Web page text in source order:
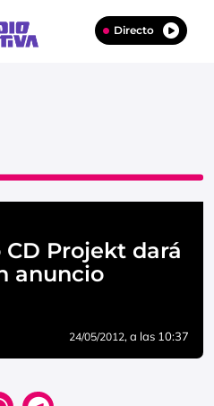
Directo
Projekt dará
anuncio
24/05/2012, a las 10:37